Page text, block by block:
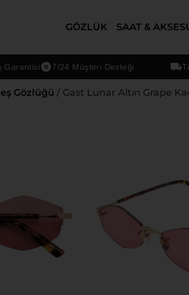
GÖZLÜK SAAT &
7/24 Müşteri Desteği Tüm
Gözlüğü / Gast Lunar Altın Grape